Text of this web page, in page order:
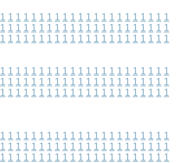
1 1 1 1 1 1 1 1 1 1 1 1 1 1 1 1 1 1 1 1 1 1
1 1 1 1 1 1 1 1 1 1 1 1 1 1 1 1 1 1 1 1 1 1
1 1 1 1 1 1 1 1 1 1 1 1 1 1 1 1 1 1 1 1 1 1
1 1 1 1 1 1 1 1 1 1 1 1 1 1 1 1 1 1 1 1 1 1
1 1 1 1 1 1 1 1 1 1 1 1 1 1 1 1 1 1 1 1 1 1
1 1 1 1 1 1 1 1 1 1 1 1 1 1 1 1 1 1 1 1 1 1
1 1 1 1 1 1 1 1 1 1 1 1 1 1 1 1 1 1 1 1 1 1
1 1 1 1 1 1 1 1 1 1 1 1 1 1 1 1 1 1 1 1 1 1
1 1 1 1 1 1 1 1 1 1 1 1 1 1 1 1 1 1 1 1 1 1